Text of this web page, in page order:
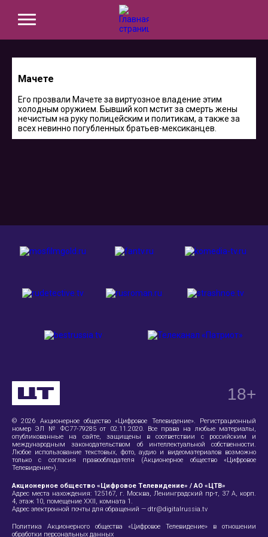
Мачете
Его прозвали Мачете за виртуозное владение этим
холодным оружием. Бывший коп мстит за смерть жены
нечистым на руку полицейским и политикам, а также за
всех невинно погубленных братьев-мексиканцев.
© 2026 Акционерное общество «Цифровое Телевидение». Регистрационный
номер ЭЛ № ФС77-79285 от 02.11.2020. Все права на любые материалы,
опубликованные на сайте, защищены в соответствии с российским и
международным законодательством об интеллектуальной собственности.
Любое использование текстовых, фото, аудио и видеоматериалов возможно
только с согласия правообладателя (Акционерное общество «Цифровое
Телевидение»).
Акционерное общество «Цифровое Телевидение» / АО «ЦТВ»
Адрес места нахождения: 125167, г. Москва, Ленинградский пр-т, 37 А , корп.
4, этаж 10, помещение XXII, комната 1.
Адрес электронной почты для обращений — dtr@digitalrussia.tv
Политика Акционерного общества «Цифровое Телевидение» в отношении
обработки персональных данных
18+